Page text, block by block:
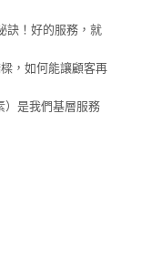
訣！好的服務，就
，如何能讓顧客再
）是我們基層服務